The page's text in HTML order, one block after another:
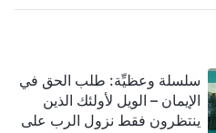
سلسلة وعظيِّة: طلب الحق في
الإيمان – الويل لأولئك الذين
ينتظرون فقط نزول الرب على